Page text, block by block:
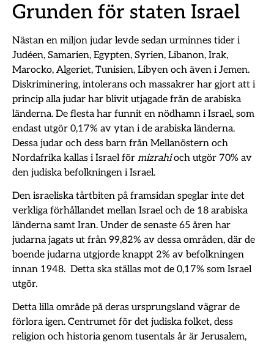
Grunden för staten Israel
Nästan en miljon judar levde sedan urminnes tider i
Judéen, Samarien, Egypten, Syrien, Libanon, Irak,
Marocko, Algeriet, Tunisien, Libyen och även i Jemen.
Diskriminering, intolerans och massakrer har gjort att i
princip alla judar har blivit utjagade från de arabiska
länderna. De flesta har funnit en nödhamn i Israel, som
endast utgör 0,17% av ytan i de arabiska länderna.
Dessa judar och dess barn från Mellanöstern och
Nordafrika kallas i Israel för mizrahioch utgör 70% av
den judiska befolkningen i Israel.
Den israeliska tårtbiten på framsidan speglar inte det
verkliga förhållandet mellan Israel och de 18 arabiska
länderna samt Iran. Under de senaste 65 åren har
judarna jagats ut från 99,82% av dessa områden, där de
boende judarna utgjorde knappt 2% av befolkningen
innan 1948. Detta ska ställas mot de 0,17% som Israel
utgör.
Detta lilla område på deras ursprungsland vägrar de
förlora igen. Centrumet för det judiska folket, dess
religion och historia genom tusentals år är Jerusalem,